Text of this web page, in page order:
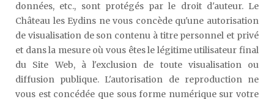
données, etc., sont protégés par le droit d'auteur. Le
Château les Eydins ne vous concède qu'une autorisation
de visualisation de son contenu à titre personnel et privé
et dans la mesure où vous êtes le légitime utilisateur final
du Site Web, à l'exclusion de toute visualisation ou
diffusion publique. L'autorisation de reproduction ne
vous est concédée que sous forme numérique sur votre